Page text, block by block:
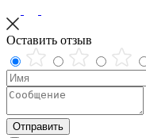
Оставить отзыв
Отправить